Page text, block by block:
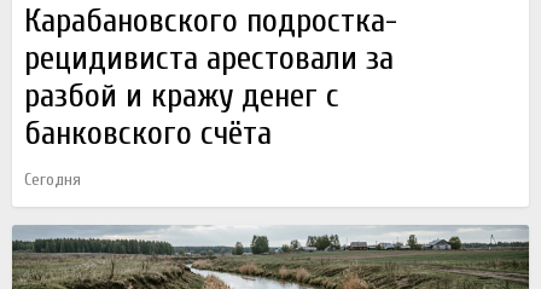
Карабановского подростка-
рецидивиста арестовали за
разбой и кражу денег с
банковского счёта
Сегодня